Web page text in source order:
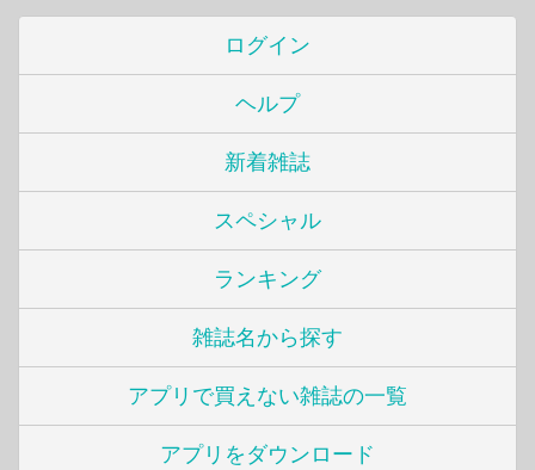
ログイン
ヘルプ
新着雑誌
スペシャル
ランキング
雑誌名から探す
アプリで買えない雑誌の一覧
アプリをダウンロード